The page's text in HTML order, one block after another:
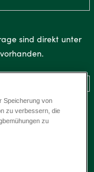
sind direkt unter
sind vorhanden.
Speicherung von
zu verbessern, die
zu